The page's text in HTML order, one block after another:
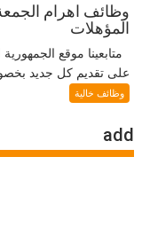
المؤهلات
متابعينا موقع
على تقديم كل جديد
وظائف خالية
add